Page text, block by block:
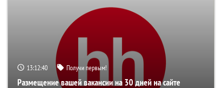
13:12:39 Получи первым!
Размещение вашей вакансии на 30 дней на сайте